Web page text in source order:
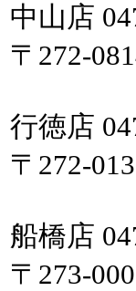
中山店
〒272-
行徳店
〒272-
船橋店
〒273-